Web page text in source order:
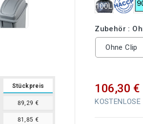
Stückpreis
89,29 €
81,85 €
Zubehör :
Ohne Clip
106,30 €